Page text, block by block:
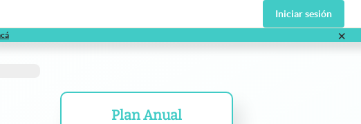
Iniciar sesión
abre en nueva pestaña ×
Plan Anual